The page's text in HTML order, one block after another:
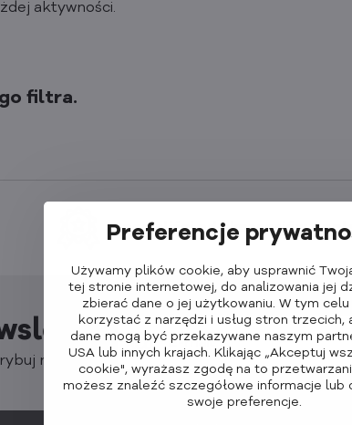
aktywności.
Specjaliści od akcesoriów
nowości:
Preferencje
Używamy plików cookie, aby usprawnić
tej stronie internetowej, do analizowania jej
zbierać dane o jej użytkowaniu. W tym
korzystać z narzędzi i usług stron trzecich,
dane mogą być przekazywane naszym
USA lub innych krajach. Klikając „Akceptuj
cookie", wyrażasz zgodę na to
możesz znaleźć szczegółowe informacje lub
swoje preferencje.